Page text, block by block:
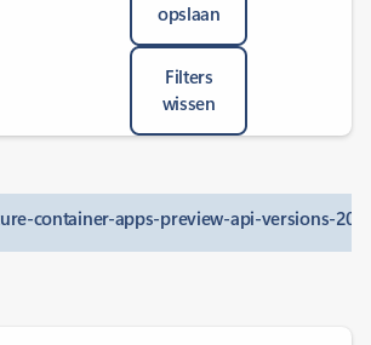
opslaan
Filters
wissen
container-apps-preview-api-versions-